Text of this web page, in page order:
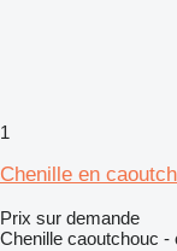
1
Chenille en
Prix sur demande
Chenille caoutchouc -